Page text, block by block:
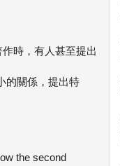
時，有人甚至提出
的關係，提出特
the second